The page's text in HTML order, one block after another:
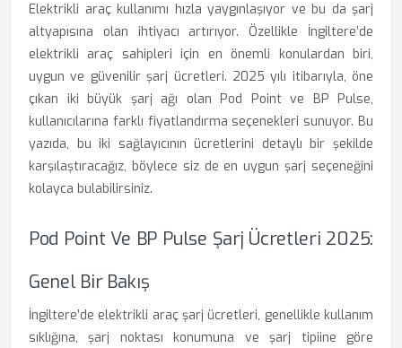
Elektrikli araç kullanımı hızla yaygınlaşıyor ve bu da şarj
altyapısına olan ihtiyacı artırıyor. Özellikle İngiltere’de
elektrikli araç sahipleri için en önemli konulardan biri,
uygun ve güvenilir şarj ücretleri. 2025 yılı itibarıyla, öne
çıkan iki büyük şarj ağı olan Pod Point ve BP Pulse,
kullanıcılarına farklı fiyatlandırma seçenekleri sunuyor. Bu
yazıda, bu iki sağlayıcının ücretlerini detaylı bir şekilde
karşılaştıracağız, böylece siz de en uygun şarj seçeneğini
kolayca bulabilirsiniz.
Pod Point Ve BP Pulse Şarj Ücretleri 2025:
Genel Bir Bakış
İngiltere’de elektrikli araç şarj ücretleri, genellikle kullanım
sıklığına, şarj noktası konumuna ve şarj tipiine göre